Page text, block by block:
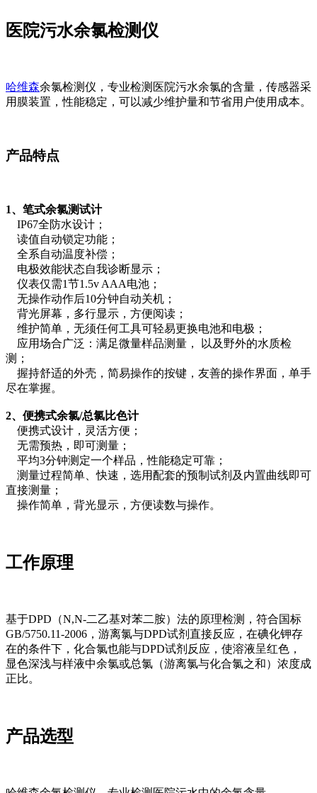
医院污水余氯检测仪
哈维森余氯检测仪，专业检测医院污水余氯的含量，传感器采
用膜装置，性能稳定，可以减少维护量和节省用户使用成本。
产品特点
1、笔式余氯测试计
IP67全防水设计；
读值自动锁定功能；
全系自动温度补偿；
电极效能状态自我诊断显示；
仪表仅需1节1.5v AAA电池；
无操作动作后10分钟自动关机；
背光屏幕，多行显示，方便阅读；
维护简单，无须任何工具可轻易更换电池和电极；
应用场合广泛：满足微量样品测量， 以及野外的水质检
测；
握持舒适的外壳，简易操作的按键，友善的操作界面，单手
尽在掌握。
2、便携式余氯/总氯比色计
便携式设计，灵活方便；
无需预热，即可测量；
平均3分钟测定一个样品，性能稳定可靠；
测量过程简单、快速，选用配套的预制试剂及内置曲线即可
直接测量；
操作简单，背光显示，方便读数与操作。
工作原理
基于DPD（N,N-二乙基对苯二胺）法的原理检测，符合国标
GB/5750.11-2006，游离氯与DPD试剂直接反应，在碘化钾存
在的条件下，化合氯也能与DPD试剂反应，使溶液呈红色，
显色深浅与样液中余氯或总氯（游离氯与化合氯之和）浓度成
正比。
产品选型